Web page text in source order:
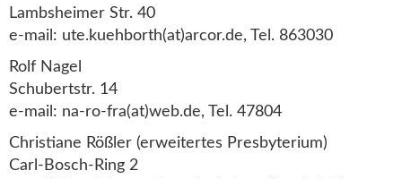
Lambsheimer Str. 40
e-mail: ute.kuehborth(at)arcor.de, Tel. 863030
Rolf Nagel
Schubertstr. 14
e-mail: na-ro-fra(at)web.de, Tel. 47804
Christiane Rößler (erweitertes Presbyterium)
Carl-Bosch-Ring 2